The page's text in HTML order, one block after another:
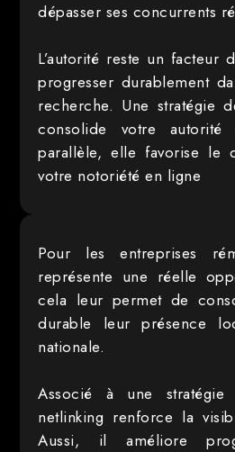
dépasser ses concurrents
L’autorité reste un facteur
progresser durablement
recherche. Une stratégie
consolide votre
parallèle, elle favorise le
votre notoriété en ligne
Pour les entreprises
représente une réelle
cela leur permet de
durable leur présence
nationale.
Associé à une
netlinking renforce la
Aussi, il améliore